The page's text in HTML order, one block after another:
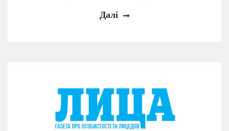
Далі